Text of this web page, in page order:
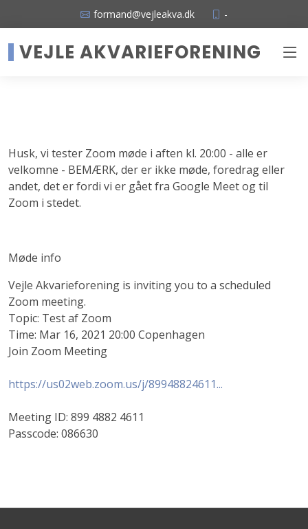
formand@vejleakva.dk -
VEJLE AKVARIEFORENING
Husk, vi tester Zoom møde i aften kl. 20:00 - alle er
velkomne - BEMÆRK, der er ikke møde, foredrag eller
andet, det er fordi vi er gået fra Google Meet og til
Zoom i stedet.
Møde info
Vejle Akvarieforening is inviting you to a scheduled
Zoom meeting.
Topic: Test af Zoom
Time: Mar 16, 2021 20:00 Copenhagen
Join Zoom Meeting
https://us02web.zoom.us/j/89948824611...
Meeting ID: 899 4882 4611
Passcode: 086630